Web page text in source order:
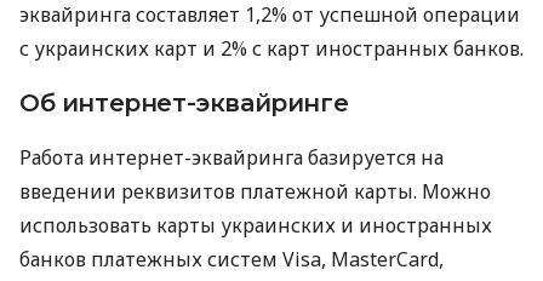
эквайринга составляет 1,2% от успешной операции
с украинских карт и 2% с карт иностранных банков.
Об интернет-эквайринге
Работа интернет-эквайринга базируется на
введении реквизитов платежной карты. Можно
использовать карты украинских и иностранных
банков платежных систем Visa, MasterCard,